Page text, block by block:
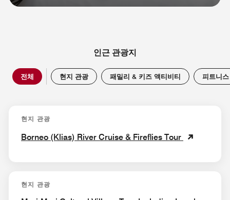
인근 관광지
전체 현지 관광 패밀리 & 키즈 액티비티 피트니스
현지 관광
Borneo (Klias) River Cruise & Fireflies Tour
현지 관광